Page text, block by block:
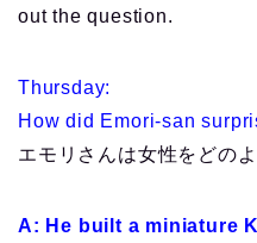
out the question.
Thursday:
How did Emori-san
エモリさんは女性をどの
A: He built a miniature